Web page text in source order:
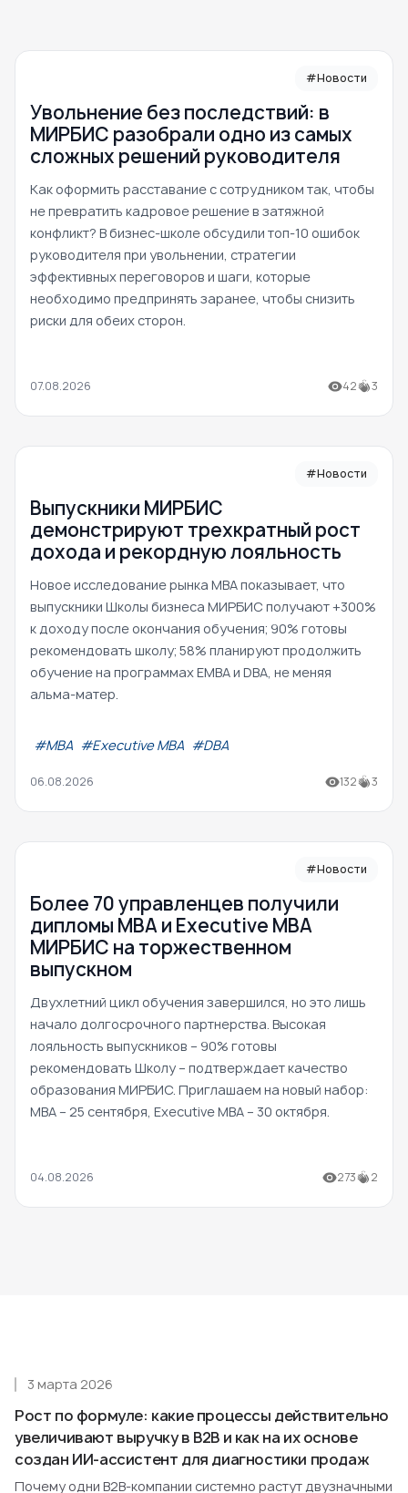
#Новости
Увольнение без последствий: в
МИРБИС разобрали одно из самых
сложных решений руководителя
Как оформить расставание с сотрудником так, чтобы
не превратить кадровое решение в затяжной
конфликт? В бизнес-школе обсудили топ-10 ошибок
руководителя при увольнении, стратегии
эффективных переговоров и шаги, которые
необходимо предпринять заранее, чтобы снизить
риски для обеих сторон.
07.08.2026 42 3
#Новости
Выпускники МИРБИС
демонстрируют трехкратный рост
дохода и рекордную лояльность
Новое исследование рынка MBA показывает, что
выпускники Школы бизнеса МИРБИС получают +300%
к доходу после окончания обучения; 90% готовы
рекомендовать школу; 58% планируют продолжить
обучение на программах EMBA и DBA, не меняя
альма-матер.
#МВА #Executive MBA #DBA
06.08.2026 132 3
#Новости
Более 70 управленцев получили
дипломы MBA и Executive MBA
МИРБИС на торжественном
выпускном
Двухлетний цикл обучения завершился, но это лишь
начало долгосрочного партнерства. Высокая
лояльность выпускников – 90% готовы
рекомендовать Школу – подтверждает качество
образования МИРБИС. Приглашаем на новый набор:
MBA – 25 сентября, Executive MBA – 30 октября.
04.08.2026 273 2
Рост по формуле: какие процессы действительно
увеличивают выручку в B2B и как на их основе
создан ИИ-ассистент для диагностики продаж
3 марта 2026
Почему одни B2B-компании системно растут двузначными